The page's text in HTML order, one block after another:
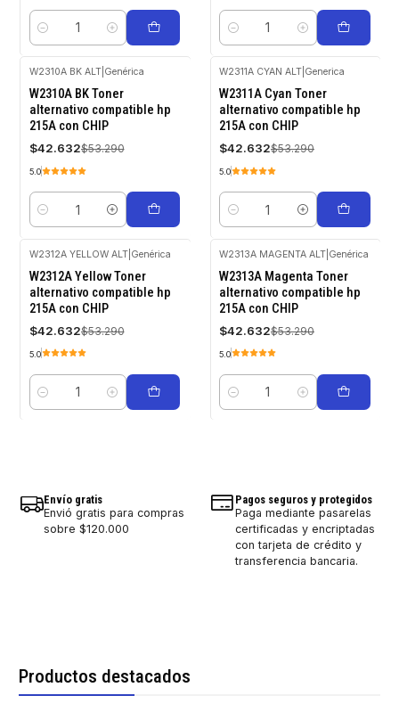
Cantidad Cantidad
-20%
OFF
W2310A BK ALT| Genérica
W2310A BK Toner
alternativo compatible hp
215A con CHIP
$42.632$53.290
5.0
Cantidad
-20%
OFF
W2311A CYAN ALT Generica
W2311A Cyan Toner
alternativo compatible hp
215A con CHIP
$42.632$53.290
5.0
Cantidad
-20%
OFF
W2312A YELLOW ALT| Genérica
W2312A Yellow Toner
alternativo compatible hp
215A con CHIP
$42.632$53.290
5.0
Cantidad
-20%
OFF
W2313A MAGENTA ALT Genérica
W2313A Magenta Toner
alternativo compatible hp
215A con CHIP
$42.632$53.290
5.0
Cantidad
Envío gratis
Envió gratis para compras
sobre $120.000
Pagos seguros y protegidos
Paga mediante pasarelas
certificadas y encriptadas
con tarjeta de crédito y
transferencia bancaria.
Productos destacados